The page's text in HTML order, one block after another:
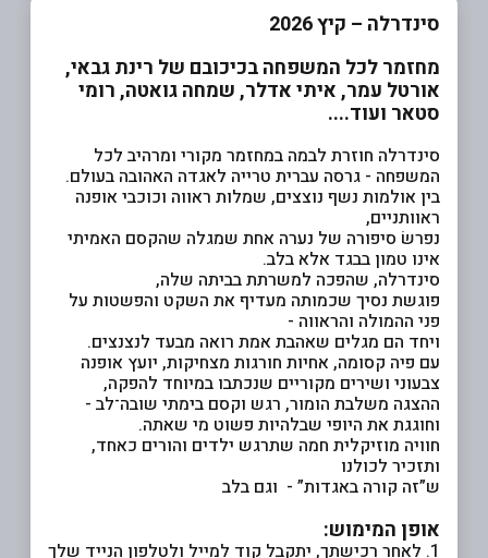
סינדרלה – קיץ 2026
מחזמר לכל המשפחה בכיכובם של רינת גבאי,
אורטל עמר, איתי אדלר, שמחה גואטה, רומי
סטאר ועוד....
סינדרלה חוזרת לבמה במחזמר מקורי ומרהיב לכל
המשפחה - גרסה עברית טרייה לאגדה האהובה בעולם.
בין אולמות נשף נוצצים, שמלות ראווה וכוכבי אופנה
ראוותניים,
נפרשׂ סיפורה של נערה אחת שמגלה שהקסם האמיתי
אינו טמון בבגד אלא בלב.
סינדרלה, שהפכה למשרתת בביתה שלה,
פוגשת נסיך שכמותה מעדיף את השקט והפשטות על
פני ההמולה והראווה -
ויחד הם מגלים שאהבת אמת רואה מבעד לנצנצים.
עם פיה קסומה, אחיות חורגות מצחיקות, יועץ אופנה
צבעוני ושירים מקוריים שנכתבו במיוחד להפקה,
ההצגה משלבת הומור, רגש וקסם בימתי שובה־לב -
וחוגגת את היופי שבלהיות פשוט מי שאתה.
חוויה מוזיקלית חמה שתרגש ילדים והורים כאחד,
ותזכיר לכולנו
ש”זה קורה באגדות” - וגם בלב
אופן המימוש:
1. לאחר רכישתך, יתקבל קוד למייל ולטלפון הנייד שלך